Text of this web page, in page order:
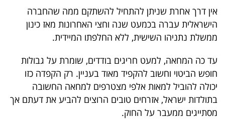
אין דרך אחרת שניתן להתחיל להשתקם ממה שהחברה
הישראלית עברה בכמעט שנה וחצי האחרונות מאז כינון
ממשלת נתניהו השישית, ללא החלפתו המיידית.
עד כה המחאה, למעט חריגים בודדים, שומרת על גבולות
חופש הביטוי וחשוב להקפיד מאוד בעניין. רק הקפדה כזו
יכולה להוביל למאות אלפי מצטרפים למחאה החשובה
בתולדות ישראל, אזרחים טובים הרוצים להביע את דעתם אך
מסתייגים ממעבר על החוק.